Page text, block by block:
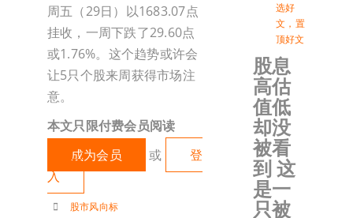
周五（29日）以1683.07点
挂收，一周下跌了29.60点
或1.76%。这个趋势或许会
让5只个股来周获得市场注
意。
本文只限付费会员阅读
成为会员
或
登
入
股市风向标
选好
文 ， 置
顶好文
股息
高估
值低
却没
被看
到 这
是一
只被